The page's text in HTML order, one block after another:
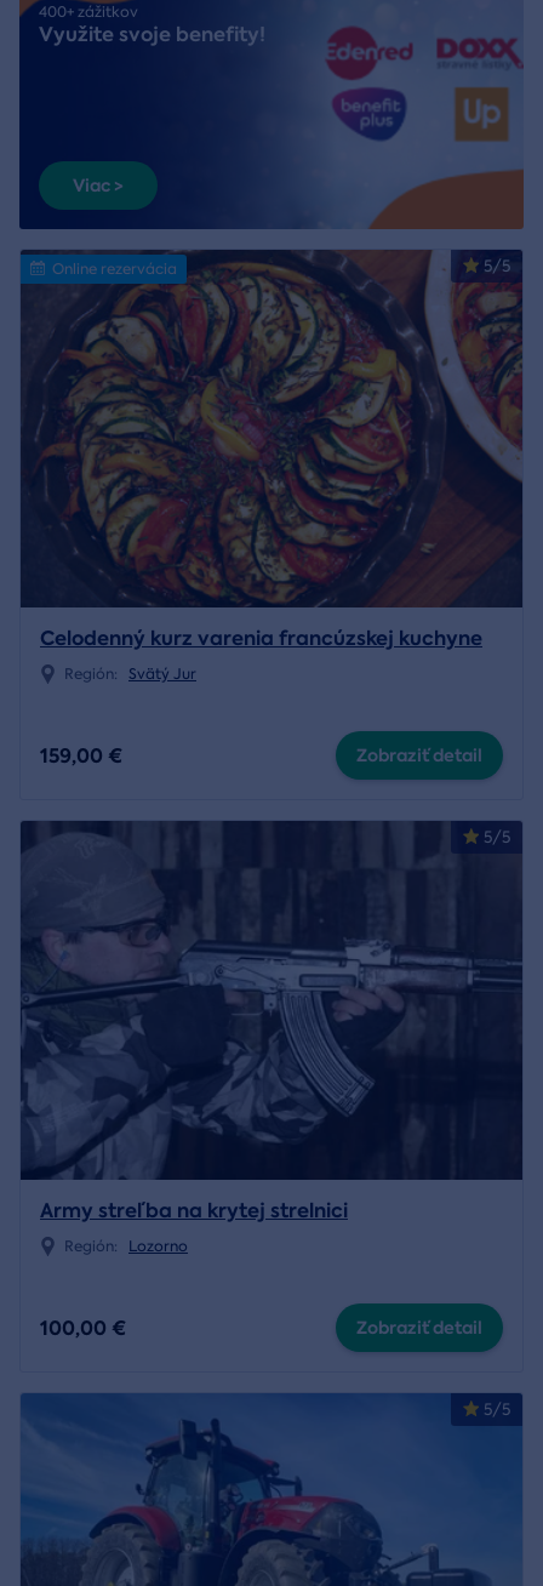
400+ zážitkov
Využite svoje benefity!
Viac >
5/5
Online rezervácia
Celodenný kurz varenia francúzskej kuchyne
Región: Svätý Jur
159,00 € Zobraziť detail
5/5
Army streľba na krytej strelnici
Región: Lozorno
100,00 € Zobraziť detail
5/5